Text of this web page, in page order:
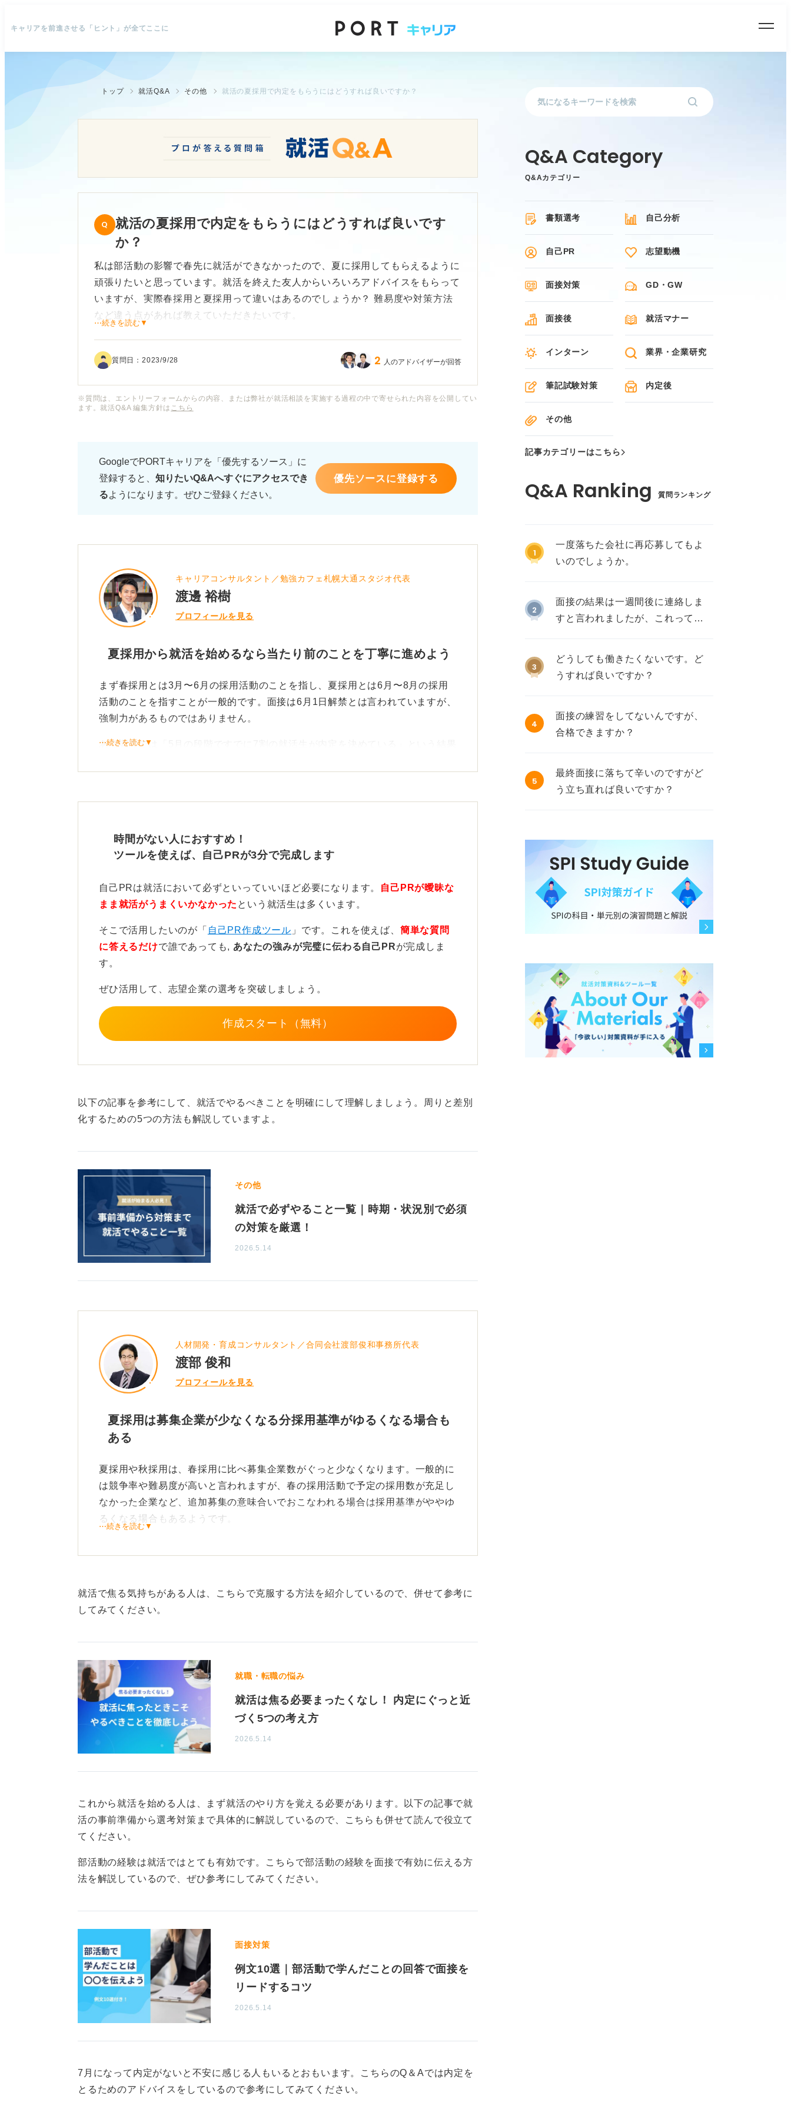
キャリアを前進させる「ヒント」が全てここに
トップ 就活Q&A その他 就活の夏採用で内定をもらうにはどうすれば良いですか？
就活の夏採用で内定をもらうにはどうすれば良いです
か？
私は部活動の影響で春先に就活ができなかったので、夏に採用してもらえるように
頑張りたいと思っています。就活を終えた友人からいろいろアドバイスをもらって
いますが、実際春採用と夏採用って違いはあるのでしょうか？ 難易度や対策方法
など違う点があれば教えていただきたいです。
に就活をしている人は、自分のように部活をしている人が中心になるのでしょう
また、一部の企業では選考の受付期限を終えている企業も見られますが、夏まで採
企業の探し方などがあれば、そちらも併せてアドバイスいただけると嬉しいです。
⋯続きを読む▼
質問日：2023/9/28 2 人のアドバイザーが回答
※質問は、エントリーフォームからの内容、または弊社が就活相談を実施する過程の中で寄せられた内容を公開してい
ます。就活Q&A 編集方針は こちら
GoogleでPORTキャリアを「優先するソース」に
登録すると、 知りたいQ&Aへすぐにアクセスでき
るようになります。ぜひご登録ください。
優先ソースに登録する
キャリアコンサルタント／勉強カフェ札幌大通スタジオ代表
渡邊 裕樹
プロフィールを見る
夏採用から就活を始めるなら当たり前のことを丁寧に進めよう
まず春採用とは3月〜6月の採用活動のことを指し、夏採用とは6月〜8月の採用
活動のことを指すことが一般的です。面接は6月1日解禁とは言われていますが、
強制力があるものではありません。
ある調査では「5月の段階ですでに7割の就活生が内定を決めている」という結果
に就職活動に十分に時間をかけられなかった人や、あるいは春採用で内定を決め
どのような違いがあるかというと、前者はこれから就職活動を本格始動させます
が、後者はすでに就職活動をある程度経験しているという違いがあります。
エントリーシート（ES）を書くことに慣れていたり、面接も何度か経験してい
る人も多いでしょう。その分自己分析や業界・企業研究を進めていたり、上手く
夏採用から就活を本格始動する人は、春採用から始めた人より集中して就活に時
間を投資する意識が必要だと思います。
夏採用を実施している企業に対してネガティブな先入観を持たないこ
とも大切
企業が夏採用をしている理由は、春採用で想定通りの人数を確保できなかったこ
分でも選考を厳しくしたことで内定者が想定より少なくなってしまったケースな
どが挙げられます。
考えられます。
理由は企業それぞれなので「この企業はブラックだから人が集まらないのかな」
とか「人気のない企業なのかな」など、あまり先入観を持たずに選考を受けるよ
うにしましょう。
先入観を持って接すると、それに影響されたものの見方をしてしまうので正確な
判断ができなくなります。本当は自分とマッチする企業なのに、些細なことが気
りと就活に時間を投資して調べるべきことを調べたり、行動すべきときに行動す
ることが大切です。
焦る気持ちはあるかと思いますが、裏技的なことを狙うよりも当たり前のことを
丁寧に実践していくことをおすすめします。
0
⋯続きを読む▼
時間がない人におすすめ！
ツールを使えば、自己PRが3分で完成します
自己PRは就活において必ずといっていいほど必要になります。
自己PRが曖昧な
まま就活がうまくいかなかった という就活生は多くいます。
そこで活用したいのが「 自己PR作成ツール 」です。これを使えば、 簡単な質問
に答えるだけで誰であっても, あなたの強みが完璧に伝わる自己PRが完成しま
す。
ぜひ活用して、志望企業の選考を突破しましょう。
作成スタート（無料）
以下の記事を参考にして、就活でやるべきことを明確にして理解しましょう。周りと差別
化するための5つの方法も解説していますよ。
その他
就活で必ずやること一覧｜時期・状況別で必須
の対策を厳選！
2026.5.14
人材開発・育成コンサルタント／合同会社渡部俊和事務所代表
渡部 俊和
プロフィールを見る
夏採用は募集企業が少なくなる分採用基準がゆるくなる場合も
ある
夏採用や秋採用は、春採用に比べ募集企業数がぐっと少なくなります。一般的に
は競争率や難易度が高いと言われますが、春の採用活動で予定の採用数が充足し
なかった企業など、追加募集の意味合いでおこなわれる場合は採用基準がややゆ
るくなる場合もあるようです。
夏採用を受けるのは春採用に応募できなかった学生が多い
夏採用と言われているのは、春採用終了後の主に6～8月頃にかけておこなわれる
短期間の採用活動になると考えられます。厳密な定義はなく、秋採用との混同も
の対象者がいますよ。
⋯続きを読む▼
就活で焦る気持ちがある人は、こちらで克服する方法を紹介しているので、併せて参考に
してみてください。
就職・転職の悩み
就活は焦る必要まったくなし！ 内定にぐっと近
づく5つの考え方
2026.5.14
これから就活を始める人は、まず就活のやり方を覚える必要があります。以下の記事で就
活の事前準備から選考対策まで具体的に解説しているので、こちらも併せて読んで役立て
てください。
部活動の経験は就活ではとても有効です。こちらで部活動の経験を面接で有効に伝える方
法を解説しているので、ぜひ参考にしてみてください。
面接対策
例文10選｜部活動で学んだことの回答で面接を
リードするコツ
2026.5.14
7月になって内定がないと不安に感じる人もいるとおもいます。こちらのQ＆Aでは内定を
とるためのアドバイスをしているので参考にしてみてください。
Q&Aカテゴリー
書類選考 自己分析
自己PR 志望動機
面接対策 GD・GW
面接後 就活マナー
インターン 業界・企業研究
筆記試験対策 内定後
その他
記事カテゴリーはこちら
質問ランキング
1
一度落ちた会社に再応募してもよ
いのでしょうか。
2
面接の結果は一週間後に連絡しま
すと言われましたが、これって不
3
どうしても働きたくないです。ど
うすれば良いですか？
4
面接の練習をしてないんですが、
合格できますか？
5
最終面接に落ちて辛いのですがど
う立ち直れば良いですか？